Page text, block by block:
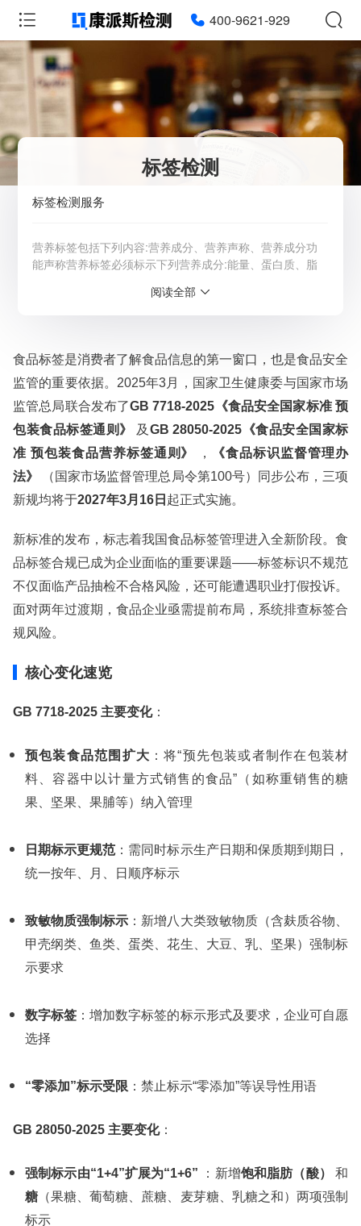
400-9621-929
标签检测
标签检测服务
营养标签包括下列内容:营养成分、营养声称、营养成分功
能声称营养标签必须标示下列营养成分:能量、蛋白质、脂
详情请咨询客服：4009-621-929
检测周期：5-7个工作日，可加急
相关资质：可提供CMA、CNAS检测报告
服务模式：快递寄样、现场取样、人工送样
服务对象：企事业单位、高等院校、科研院所
服务方向：采购销售、竞标投标、生产研发、科研数据、诊
断优化、司法服务
检测标准：国家标准、行业标准、企业标准、地方标准、国
外标准、非标定制
阅读全部
食品标签是消费者了解食品信息的第一窗口，也是食品安全
监管的重要依据。2025年3月，国家卫生健康委与国家市场
监管总局联合发布了GB 7718-2025《食品安全国家标准 预
包装食品标签通则》
及 GB 28050-2025《食品安全国家标
准 预包装食品营养标签通则》
，
《食品标识监督管理办
法》
（国家市场监督管理总局令第100号）同步公布，三项
新规均将于2027年3月16日 起正式实施。
新标准的发布，标志着我国食品标签管理进入全新阶段。食
品标签合规已成为企业面临的重要课题——标签标识不规范
不仅面临产品抽检不合格风险，还可能遭遇职业打假投诉。
面对两年过渡期，食品企业亟需提前布局，系统排查标签合
规风险。
核心变化速览
GB 7718-2025 主要变化：
预包装食品范围扩大 ：将“预先包装或者制作在包装材
料、容器中以计量方式销售的食品”（如称重销售的糖
果、坚果、果脯等）纳入管理
日期标示更规范：需同时标示生产日期和保质期到期日，
统一按年、月、日顺序标示
致敏物质强制标示 ：新增八大类致敏物质（含麸质谷物、
甲壳纲类、鱼类、蛋类、花生、大豆、乳、坚果）强制标
示要求
数字标签 ：增加数字标签的标示形式及要求，企业可自愿
选择
“零添加”标示受限 ：禁止标示“零添加”等误导性用语
GB 28050-2025 主要变化：
强制标示由“1+4”扩展为“1+6” ：新增饱和脂肪（酸）
和
糖 （果糖、葡萄糖、蔗糖、麦芽糖、乳糖之和）两项强制
标示